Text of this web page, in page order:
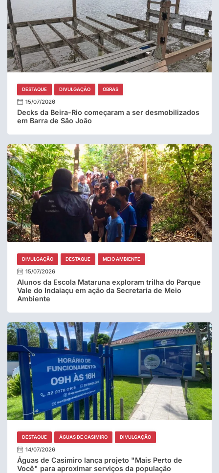
DESTAQUE DIVULGAÇÃO OBRAS
15/07/2026
Decks da Beira-Rio começaram a ser desmobilizados
em Barra de São João
DIVULGAÇÃO DESTAQUE MEIO AMBIENTE
15/07/2026
Alunos da Escola Mataruna exploram trilha do Parque
Vale do Indaiaçu em ação da Secretaria de Meio
Ambiente
DESTAQUE ÁGUAS DE CASIMIRO DIVULGAÇÃO
14/07/2026
Águas de Casimiro lança projeto "Mais Perto de
Você" para aproximar serviços da população